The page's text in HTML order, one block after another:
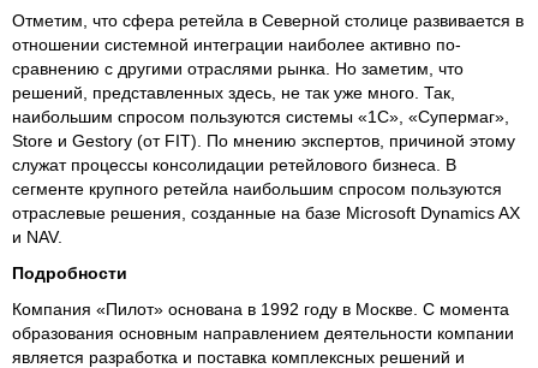
Отметим, что сфера ретейла в Северной столице развивается в
отношении системной интеграции наиболее активно по-
сравнению с другими отраслями рынка. Но заметим, что
решений, представленных здесь, не так уже много. Так,
наибольшим спросом пользуются системы «1С», «Супермаг»,
Store и Gestory (от FIT). По мнению экспертов, причиной этому
служат процессы консолидации ретейлового бизнеса. В
сегменте крупного ретейла наибольшим спросом пользуются
отраслевые решения, созданные на базе Microsoft Dynamics AX
и NAV.
Подробности
Компания «Пилот» основана в 1992 году в Москве. С момента
образования основным направлением деятельности компании
является разработка и поставка комплексных решений и